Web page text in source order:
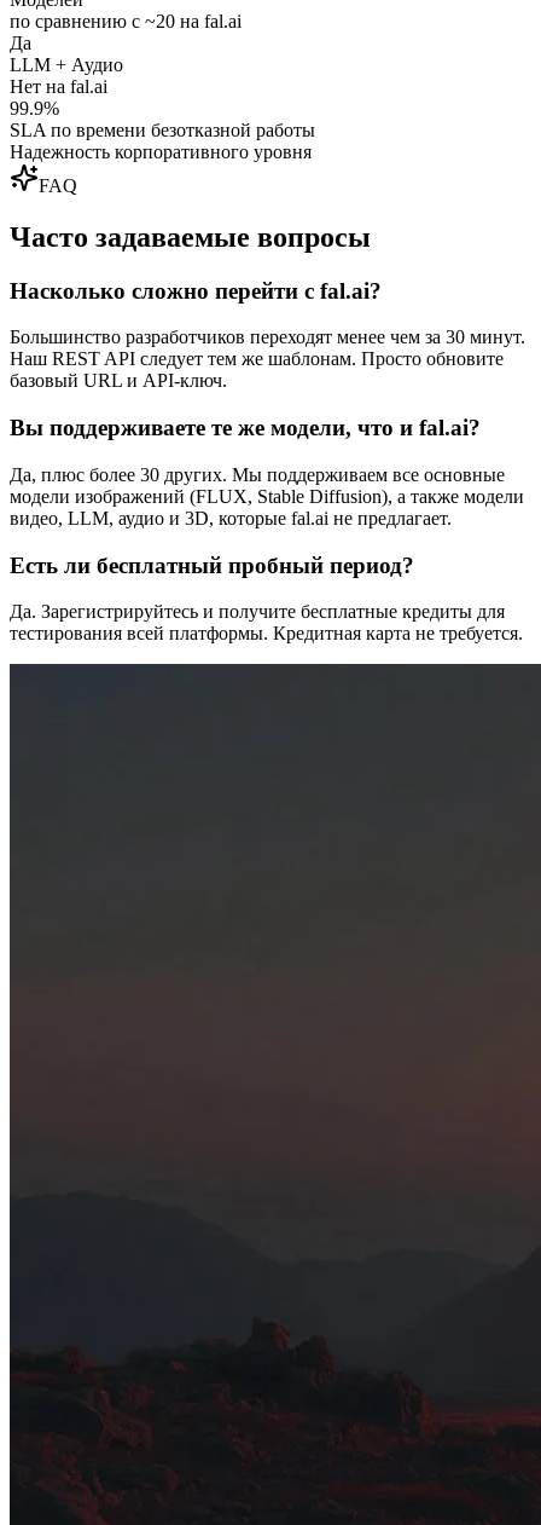
по сравнению с ~20 на fal.ai
Да
LLM + Аудио
Нет на fal.ai
99.9%
SLA по времени безотказной работы
Надежность корпоративного уровня
FAQ
Часто задаваемые вопросы
Насколько сложно перейти с fal.ai?
Большинство разработчиков переходят менее чем за 30 минут.
Наш REST API следует тем же шаблонам. Просто обновите
базовый URL и API-ключ.
Вы поддерживаете те же модели, что и fal.ai?
Да, плюс более 30 других. Мы поддерживаем все основные
модели изображений (FLUX, Stable Diffusion), а также модели
видео, LLM, аудио и 3D, которые fal.ai не предлагает.
Есть ли бесплатный пробный период?
Да. Зарегистрируйтесь и получите бесплатные кредиты для
тестирования всей платформы. Кредитная карта не требуется.